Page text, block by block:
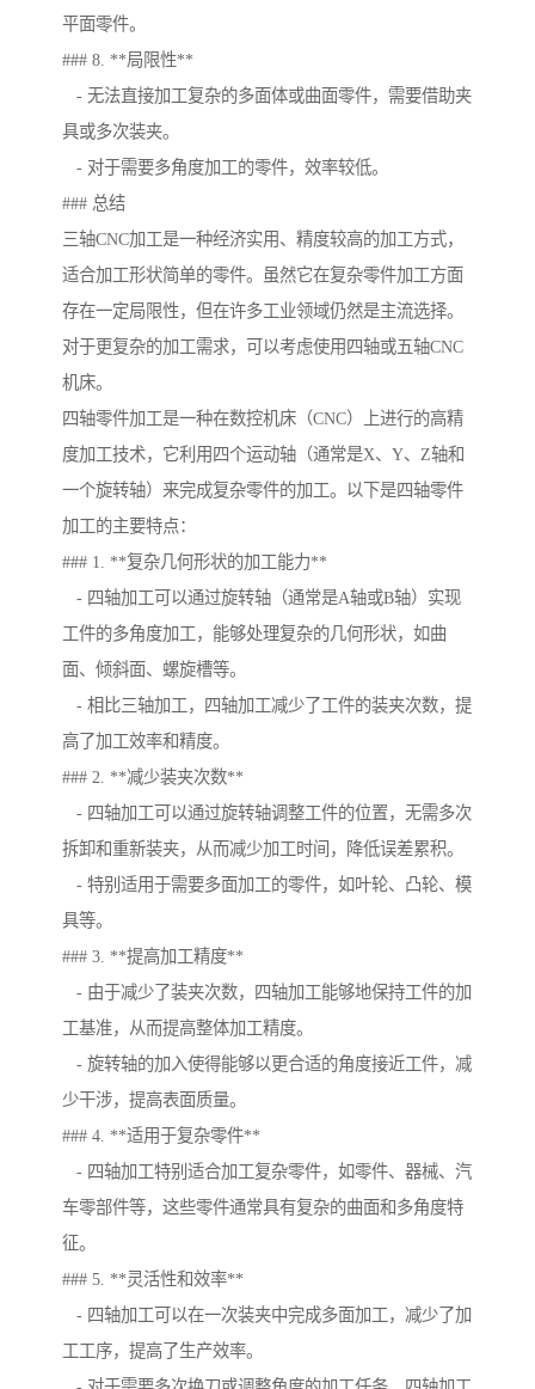
平面零件。
### 8. **局限性**
- 无法直接加工复杂的多面体或曲面零件，需要借助夹
具或多次装夹。
- 对于需要多角度加工的零件，效率较低。
### 总结
三轴CNC加工是一种经济实用、精度较高的加工方式，
适合加工形状简单的零件。虽然它在复杂零件加工方面
存在一定局限性，但在许多工业领域仍然是主流选择。
对于更复杂的加工需求，可以考虑使用四轴或五轴CNC
机床。
四轴零件加工是一种在数控机床（CNC）上进行的高精
度加工技术，它利用四个运动轴（通常是X、Y、Z轴和
一个旋转轴）来完成复杂零件的加工。以下是四轴零件
加工的主要特点：
### 1. **复杂几何形状的加工能力**
- 四轴加工可以通过旋转轴（通常是A轴或B轴）实现
工件的多角度加工，能够处理复杂的几何形状，如曲
面、倾斜面、螺旋槽等。
- 相比三轴加工，四轴加工减少了工件的装夹次数，提
高了加工效率和精度。
### 2. **减少装夹次数**
- 四轴加工可以通过旋转轴调整工件的位置，无需多次
拆卸和重新装夹，从而减少加工时间，降低误差累积。
- 特别适用于需要多面加工的零件，如叶轮、凸轮、模
具等。
### 3. **提高加工精度**
- 由于减少了装夹次数，四轴加工能够地保持工件的加
工基准，从而提高整体加工精度。
- 旋转轴的加入使得能够以更合适的角度接近工件，减
少干涉，提高表面质量。
### 4. **适用于复杂零件**
- 四轴加工特别适合加工复杂零件，如零件、器械、汽
车零部件等，这些零件通常具有复杂的曲面和多角度特
征。
### 5. **灵活性和效率**
- 四轴加工可以在一次装夹中完成多面加工，减少了加
工工序，提高了生产效率。